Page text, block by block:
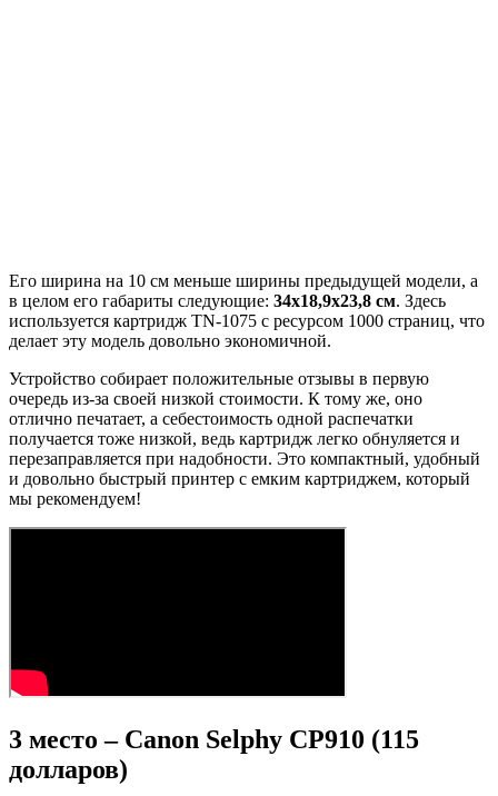
Его ширина на 10 см меньше ширины предыдущей модели, а
в целом его габариты следующие: 34x18,9x23,8 см. Здесь
используется картридж TN-1075 с ресурсом 1000 страниц, что
делает эту модель довольно экономичной.
Устройство собирает положительные отзывы в первую
очередь из-за своей низкой стоимости. К тому же, оно
отлично печатает, а себестоимость одной распечатки
получается тоже низкой, ведь картридж легко обнуляется и
перезаправляется при надобности. Это компактный, удобный
и довольно быстрый принтер с емким картриджем, который
мы рекомендуем!
3 место – Canon Selphy CP910 (115
долларов)